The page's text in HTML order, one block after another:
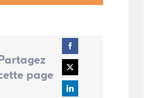
page